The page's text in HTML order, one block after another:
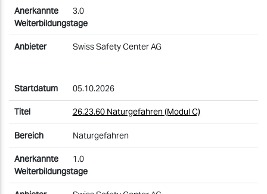
3.0
Swiss Safety Center AG
05.10.2026
26.23.60 Naturgefahren (Modul C)
Naturgefahren
1.0